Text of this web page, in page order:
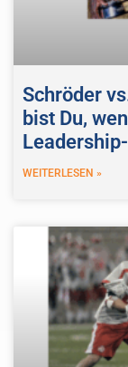
Schröder
bist Du,
WEITERLESEN »